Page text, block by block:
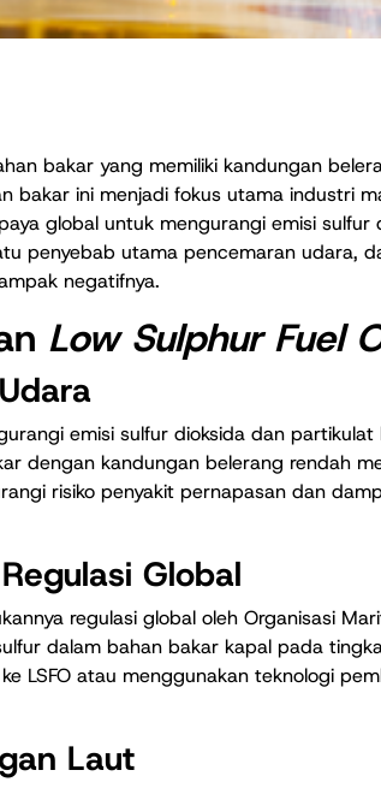
bakar yang memiliki kandungan
bakar ini menjadi fokus utama industri
global untuk mengurangi emisi sulfur
penyebab utama pencemaran udara,
negatifnya.
Low Sulphur Fuel
emisi sulfur dioksida dan
dengan kandungan belerang rendah
risiko penyakit pernapasan dan
Global
regulasi global oleh Organisasi
dalam bahan bakar kapal pada
LSFO atau menggunakan teknologi
Laut